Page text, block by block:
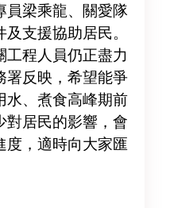
員梁乘龍、關愛隊
支援協助居民。
工程人員仍正盡力
署反映，希望能爭
水、煮食高峰期前
對居民的影響，會
度，適時向大家匯